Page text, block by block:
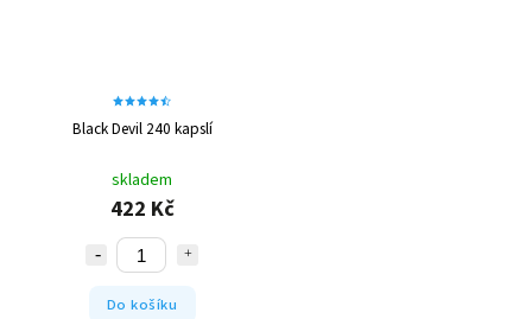
Black Devil 240 kapslí
skladem
422 Kč
Do košíku